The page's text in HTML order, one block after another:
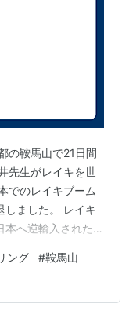
の鞍馬山で21日間
先生がレイキを世
でのレイキブーム
しました。 レイキ
へ逆輸入された形
ています。 ・鞍
ング #鞍馬山